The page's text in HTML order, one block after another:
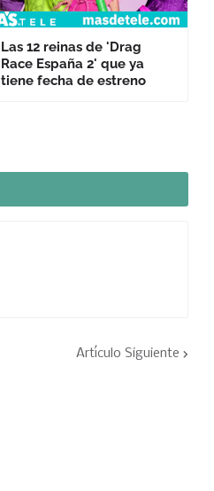
Las 12 reinas de 'Drag
Race España 2' que ya
tiene fecha de estreno
Artículo Siguiente